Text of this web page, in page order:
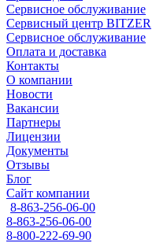
Сервисное обслуживание
Сервисный центр BITZER
Сервисное обслуживание
Оплата и доставка
Контакты
О компании
Новости
Вакансии
Партнеры
Лицензии
Документы
Отзывы
Блог
Сайт компании
8-863-256-06-00
8-863-256-06-00
8-800-222-69-90